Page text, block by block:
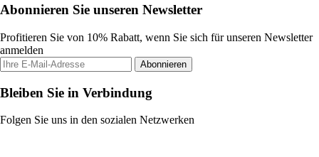
Abonnieren Sie unseren Newsletter
Profitieren Sie von 10% Rabatt, wenn Sie sich für unseren Newsletter
anmelden
Abonnieren
Bleiben Sie in Verbindung
Folgen Sie uns in den sozialen Netzwerken